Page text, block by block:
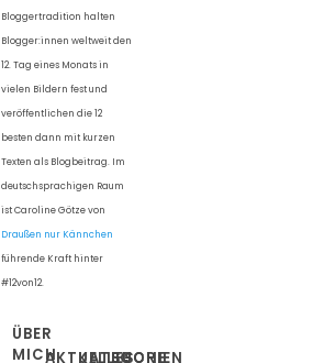
Bloggertradition halten
Blogger:innen weltweit den
12. Tag eines Monats in
vielen Bildern fest und
veröffentlichen die 12
besten dann mit kurzen
Texten als Blogbeitrag. Im
deutschsprachigen Raum
ist Caroline Götze von
Draußen nur Kännchen
führende Kraft hinter
#12von12.
ÜBER
MICHAKTUELLES
KATEGORIEN
SUCHE